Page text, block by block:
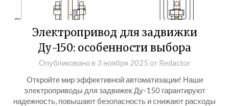
Электропривод для задвижки
Ду-150: особенности выбора
Опубликовано в 3 ноября 2025 от Redactor
Откройте мир эффективной автоматизации! Наши
электроприводы для задвижек Ду-150 гарантируют
надежность, повышают безопасность и снижают расходы